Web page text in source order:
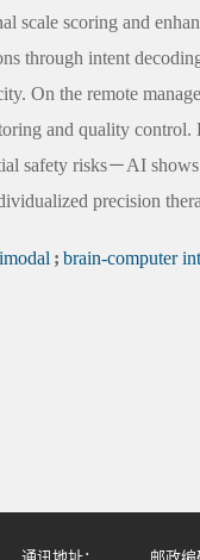
scale scoring and
through intent
On the remote
and quality
safety risks－AI
precision
; brain-computer